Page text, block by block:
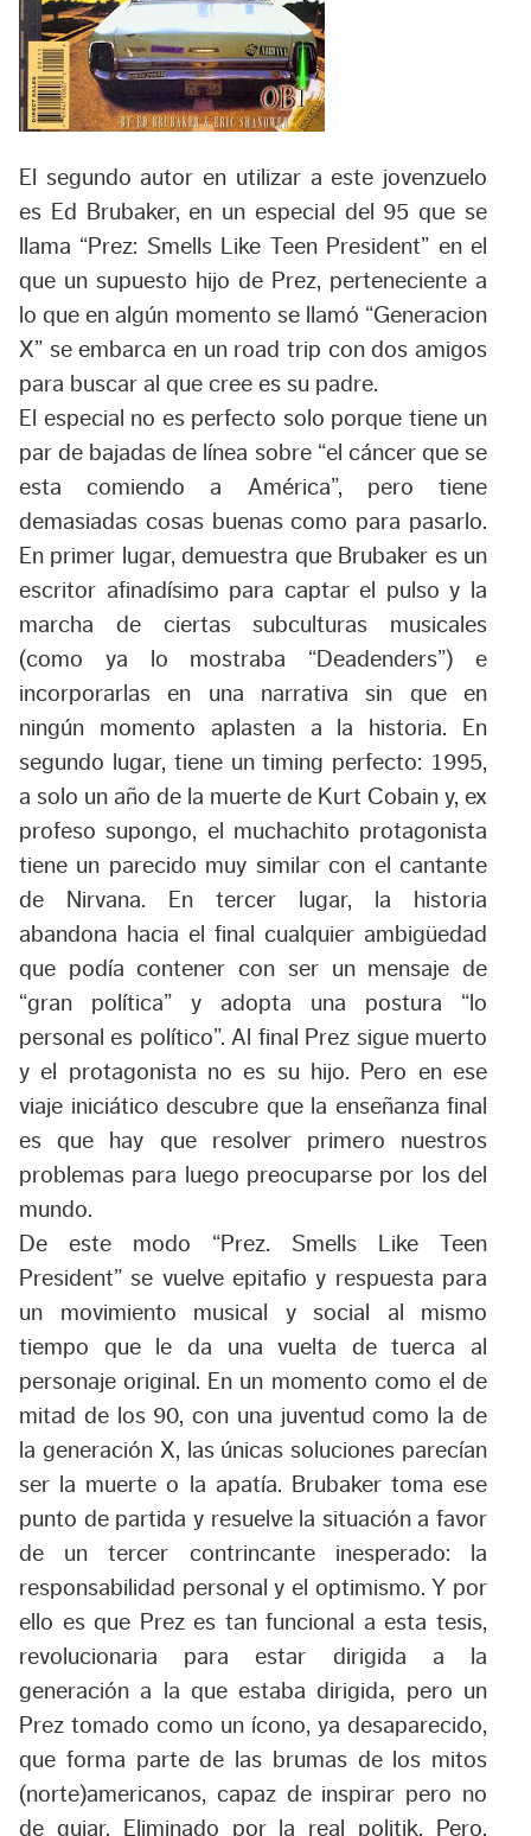
El segundo autor en utilizar a este jovenzuelo
es Ed Brubaker, en un especial del 95 que se
llama “Prez: Smells Like Teen President” en el
que un supuesto hijo de Prez, perteneciente a
lo que en algún momento se llamó “Generacion
X” se embarca en un road trip con dos amigos
para buscar al que cree es su padre.
El especial no es perfecto solo porque tiene un
par de bajadas de línea sobre “el cáncer que se
esta comiendo a América”, pero tiene
demasiadas cosas buenas como para pasarlo.
En primer lugar, demuestra que Brubaker es un
escritor afinadísimo para captar el pulso y la
marcha de ciertas subculturas musicales
(como ya lo mostraba “Deadenders”) e
incorporarlas en una narrativa sin que en
ningún momento aplasten a la historia. En
segundo lugar, tiene un timing perfecto: 1995,
a solo un año de la muerte de Kurt Cobain y, ex
profeso supongo, el muchachito protagonista
tiene un parecido muy similar con el cantante
de Nirvana. En tercer lugar, la historia
abandona hacia el final cualquier ambigüedad
que podía contener con ser un mensaje de
“gran política” y adopta una postura “lo
personal es político”. Al final Prez sigue muerto
y el protagonista no es su hijo. Pero en ese
viaje iniciático descubre que la enseñanza final
es que hay que resolver primero nuestros
problemas para luego preocuparse por los del
mundo.
De este modo “Prez. Smells Like Teen
President” se vuelve epitafio y respuesta para
un movimiento musical y social al mismo
tiempo que le da una vuelta de tuerca al
personaje original. En un momento como el de
mitad de los 90, con una juventud como la de
la generación X, las únicas soluciones parecían
ser la muerte o la apatía. Brubaker toma ese
punto de partida y resuelve la situación a favor
de un tercer contrincante inesperado: la
responsabilidad personal y el optimismo. Y por
ello es que Prez es tan funcional a esta tesis,
revolucionaria para estar dirigida a la
generación a la que estaba dirigida, pero un
Prez tomado como un ícono, ya desaparecido,
que forma parte de las brumas de los mitos
(norte)americanos, capaz de inspirar pero no
de guiar. Eliminado por la real politik. Pero,